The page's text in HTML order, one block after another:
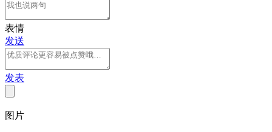
表情
发送
发表
图片